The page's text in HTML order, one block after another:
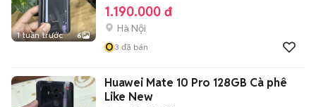
1 tuần trước 6
1.190.000 đ
Hà Nội
O3 đã bán
Huawei Mate 10 Pro 128GB Cà phê
Like New